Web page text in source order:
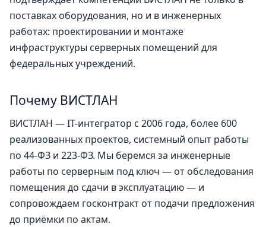
поставках оборудования, но и в инженерных
работах: проектировании и монтаже
инфраструктуры серверных помещений для
федеральных учреждений.
Почему ВИСТЛАН
ВИСТЛАН — IT-интегратор с 2006 года, более 600
реализованных проектов, системный опыт работы
по 44-ФЗ и 223-ФЗ. Мы беремся за инженерные
работы по серверным под ключ — от обследования
помещения до сдачи в эксплуатацию — и
сопровождаем госконтракт от подачи предложения
до приёмки по актам.